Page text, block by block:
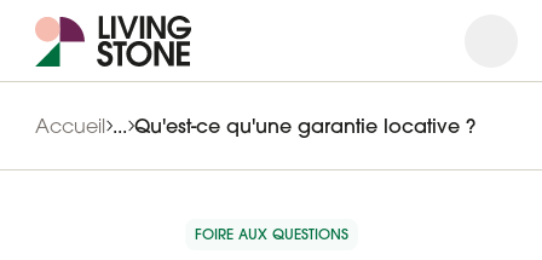
Accueil ... Qu'est-ce qu'une garantie locative ?
FOIRE AUX QUESTIONS